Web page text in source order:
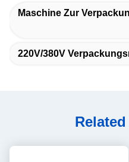
Maschine Zur
220V/380V